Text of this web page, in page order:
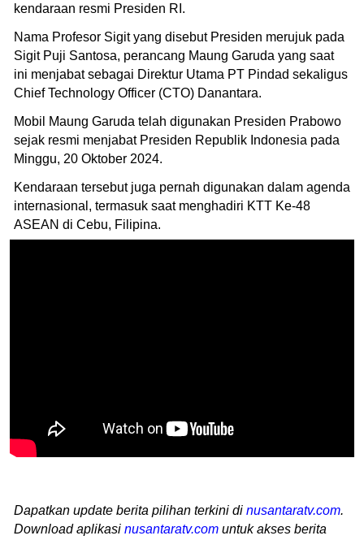
kendaraan resmi Presiden RI.
Nama Profesor Sigit yang disebut Presiden merujuk pada
Sigit Puji Santosa, perancang Maung Garuda yang saat
ini menjabat sebagai Direktur Utama PT Pindad sekaligus
Chief Technology Officer (CTO) Danantara.
Mobil Maung Garuda telah digunakan Presiden Prabowo
sejak resmi menjabat Presiden Republik Indonesia pada
Minggu, 20 Oktober 2024.
Kendaraan tersebut juga pernah digunakan dalam agenda
internasional, termasuk saat menghadiri KTT Ke-48
ASEAN di Cebu, Filipina.
Dapatkan update berita pilihan terkini di nusantaratv.com.
Download aplikasi nusantaratv.com untuk akses berita